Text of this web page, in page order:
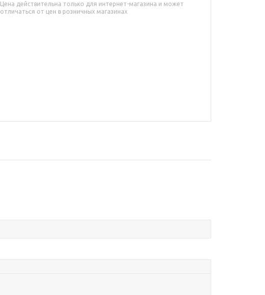
Цена действительна только для интернет-магазина и может
отличаться от цен в розничных магазинах